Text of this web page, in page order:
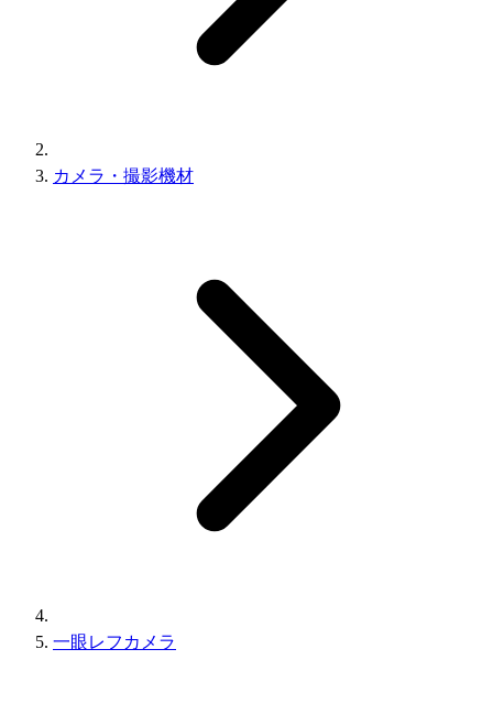
カメラ・撮影機材
一眼レフカメラ